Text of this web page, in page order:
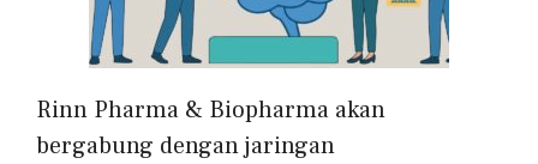
Rinn Pharma & Biopharma akan
bergabung dengan jaringan